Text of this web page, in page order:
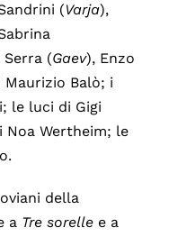
(Varja),
Serra (Gaev), Enzo
Maurizio Balò; i
le luci di Gigi
Noa Wertheim; le
della
a Tre sorellee a